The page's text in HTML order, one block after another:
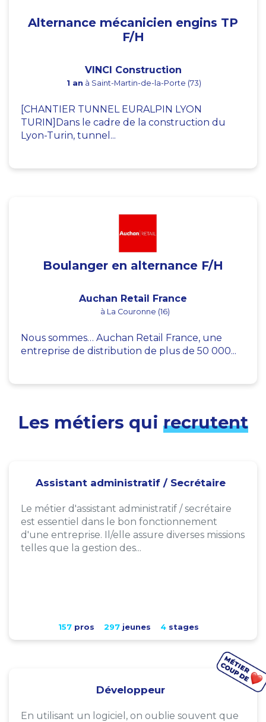
Alternance mécanicien engins TP
F/H
VINCI Construction
1 an à Saint-Martin-de-la-Porte (73)
[CHANTIER TUNNEL EURALPIN LYON
TURIN]Dans le cadre de la construction du
Lyon-Turin, tunnel...
Boulanger en alternance F/H
Auchan Retail France
à La Couronne (16)
Nous sommes… Auchan Retail France, une
entreprise de distribution de plus de 50 000...
Les métiers qui recrutent
Assistant administratif / Secrétaire
Le métier d'assistant administratif / secrétaire
est essentiel dans le bon fonctionnement
d'une entreprise. Il/elle assure diverses missions
telles que la gestion des...
157pros 297jeunes 4stages
Développeur
En utilisant un logiciel, on oublie souvent que